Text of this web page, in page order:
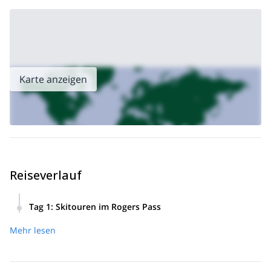
Karte anzeigen
Reiseverlauf
Tag 1: Skitouren im Rogers Pass
Kicking Horse River Lodge in Golden für ein aufregendes
Mehr lesen